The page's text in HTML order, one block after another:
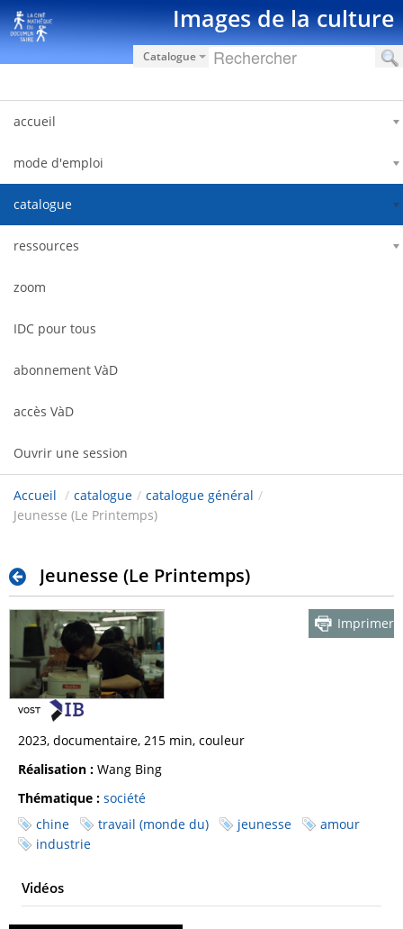
Saut au contenu Images de la culture
Catalogue
accueil
mode d'emploi
catalogue
ressources
zoom
IDC pour tous
abonnement VàD
accès VàD
Ouvrir une session
Accueil / catalogue / catalogue général /
Jeunesse (Le Printemps)
Jeunesse (Le Printemps)
Imprimer
2023, documentaire, 215 min, couleur
Réalisation : Wang Bing
Thématique : société
chine
travail (monde du) jeunesse
amour
industrie
Vidéos